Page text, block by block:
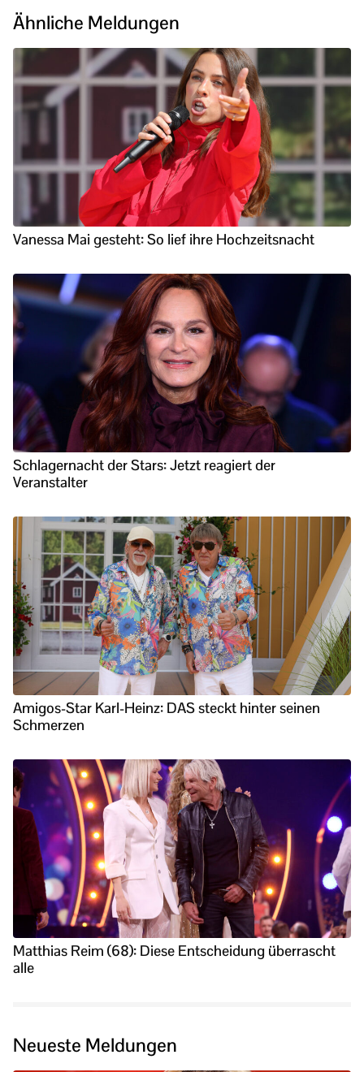
Ähnliche Meldungen
Vanessa Mai gesteht: So lief ihre Hochzeitsnacht
Schlagernacht der Stars: Jetzt reagiert der
Veranstalter
Amigos-Star Karl-Heinz: DAS steckt hinter seinen
Schmerzen
Matthias Reim (68): Diese Entscheidung überrascht
alle
Neueste Meldungen